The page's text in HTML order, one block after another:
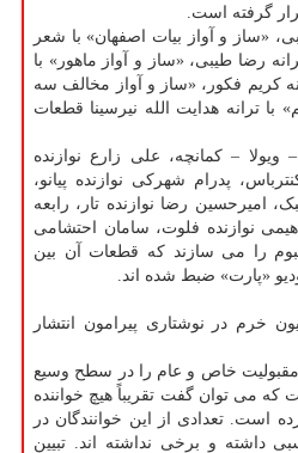
گرفته است.
«ساز و آواز بیات اصفهان» با شعر
رضا طیبی، «ساز و آواز ماهور» با
کریم فکور، «ساز و آواز مخالف سه
با ترانه هدایت الله نیرسینا قطعات
ویولا – کمانچه، علی زارع نوازنده
پدرام شهرکی نوازنده پیانو،
امیرحسین رضا نوازنده تار، رابعه
نوازنده فلوت، سامان احتشامی
آلبوم را می سازند که قطعات آن بین
خرم در نوشتاری پیرامون انتشار
خاص و عام را در سطح وسیع
که می توان گفت تقریباً هیچ خواننده
است. تعدادی از این خوانندگان در
داشته و برخی نداشته اند. تبیین